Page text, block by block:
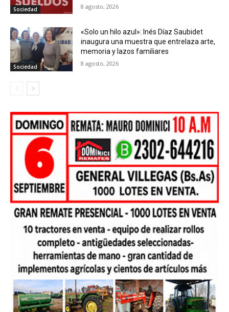
Sociedad 8 agosto, 2026
Sociedad
«Solo un hilo azul»: Inés Díaz Saubidet
inaugura una muestra que entrelaza arte,
memoria y lazos familiares
8 agosto, 2026